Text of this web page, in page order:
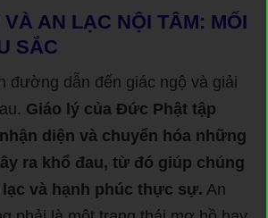
AN LẠC NỘI TÂM: MỐI
SẮC
đường dẫn đến giác ngộ và giải
Giáo lý của Đức Phật tập
diện và chuyển hóa những
ra khổ đau, từ đó giúp chúng
và hạnh phúc thực sự. An